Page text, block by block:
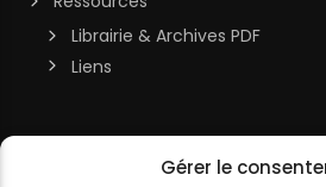
Gérer le
Librairie & Archives PDF
Liens
MON COMPTE